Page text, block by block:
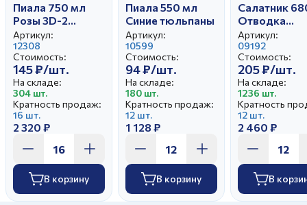
Пиала 750 мл
Розы 3D-2
вариант
Артикул:
12308
Стоимость:
145 ₽/шт.
На складе:
304 шт.
Кратность продаж:
16 шт.
2 320 ₽
В корзину
Пиала 550 мл
Синие тюльпаны
Артикул:
10599
Стоимость:
94 ₽/шт.
На складе:
180 шт.
Кратность продаж:
12 шт.
1 128 ₽
В корзину
Салатник
Отводка
золотом
Артикул:
09192
Стоимость:
205 ₽/шт.
На складе:
1236 шт.
Кратность
12 шт.
2 460 ₽
В